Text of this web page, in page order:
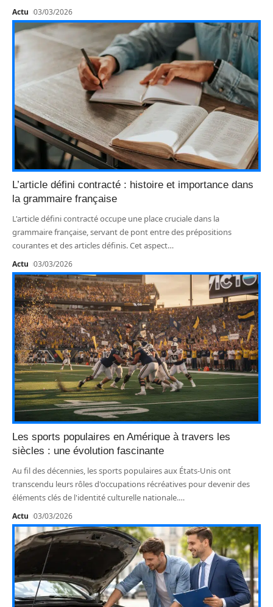
Actu 03/03/2026
L’article défini contracté : histoire et importance dans
la grammaire française
L'article défini contracté occupe une place cruciale dans la
grammaire française, servant de pont entre des prépositions
courantes et des articles définis. Cet aspect…
Actu 03/03/2026
Les sports populaires en Amérique à travers les
siècles : une évolution fascinante
Au fil des décennies, les sports populaires aux États-Unis ont
transcendu leurs rôles d'occupations récréatives pour devenir des
éléments clés de l'identité culturelle nationale.…
Actu 03/03/2026